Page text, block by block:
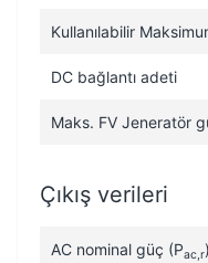
Kullanılabilir
DC bağlantı adeti
Maks. FV Jeneratör
Çıkış verileri
AC nominal güç (Pac,r)